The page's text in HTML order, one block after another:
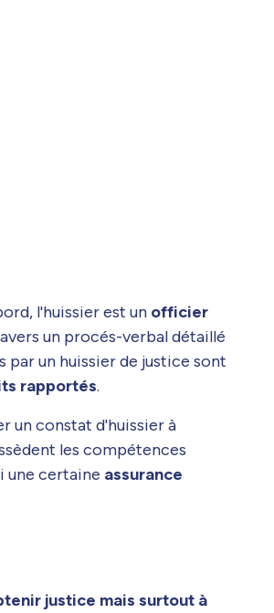
l'huissier est un officier
un procés-verbal détaillé
par un huissier de justice sont
rapportés.
un constat d'huissier à
les compétences
une certaine assurance
justice mais surtout à